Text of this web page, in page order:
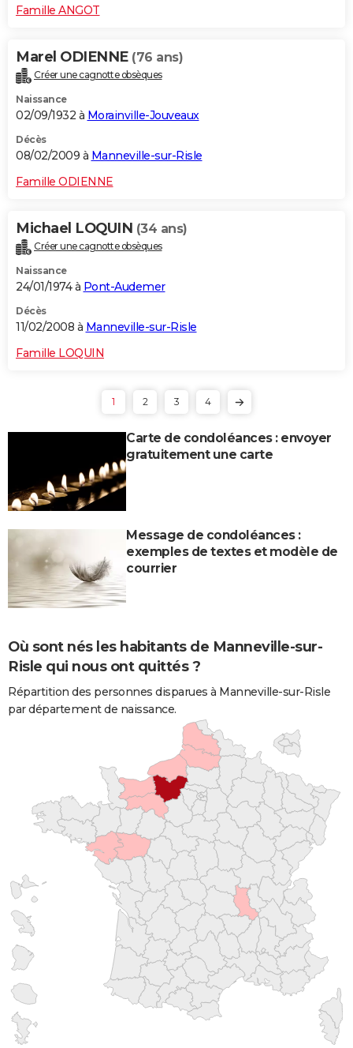
Famille ANGOT
Marel ODIENNE (76 ans)
Créer une cagnotte obsèques
Naissance
02/09/1932 à Morainville-Jouveaux
Décès
08/02/2009 à Manneville-sur-Risle
Famille ODIENNE
Michael LOQUIN (34 ans)
Créer une cagnotte obsèques
Naissance
24/01/1974 à Pont-Audemer
Décès
11/02/2008 à Manneville-sur-Risle
Famille LOQUIN
1 2 3 4
Carte de condoléances : envoyer
gratuitement une carte
Message de condoléances :
exemples de textes et modèle de
courrier
Où sont nés les habitants de Manneville-sur-
Risle qui nous ont quittés ?
Répartition des personnes disparues à Manneville-sur-Risle
par département de naissance.